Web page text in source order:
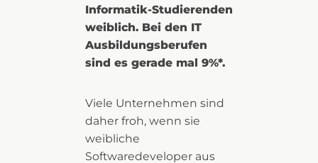
Informatik-Studierenden
weiblich. Bei den IT
Ausbildungsberufen
sind es gerade mal 9%*.
Viele Unternehmen sind
daher froh, wenn sie
weibliche
Softwaredeveloper aus